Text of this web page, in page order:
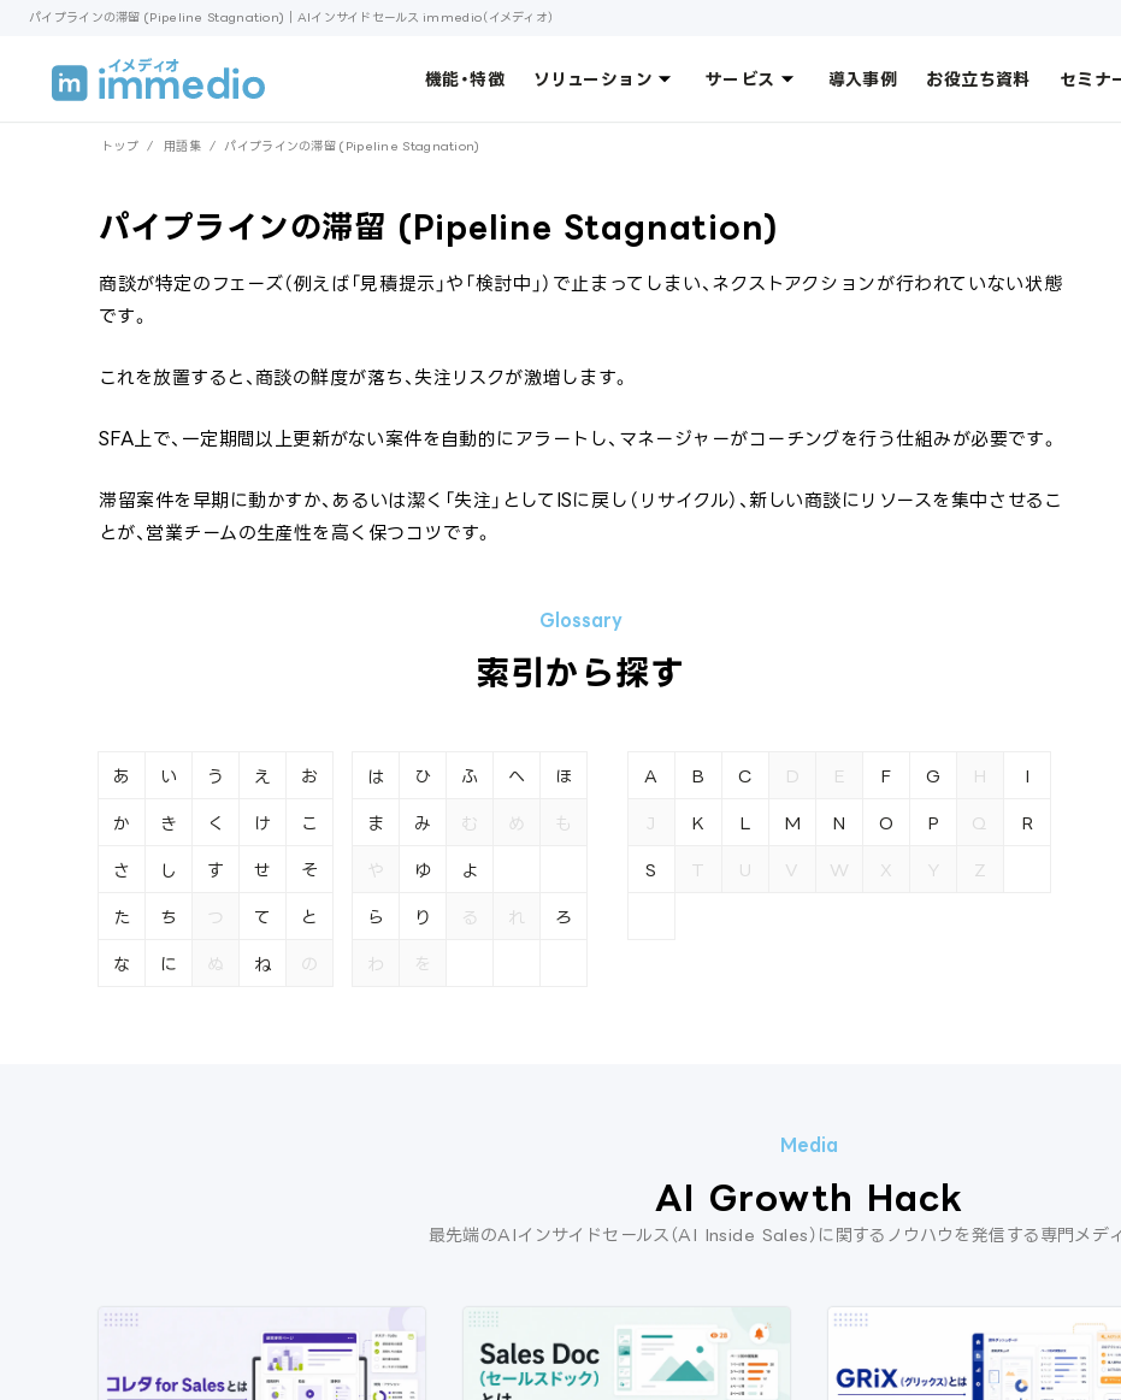
パイプラインの滞留 (Pipeline Stagnation)｜AIインサイドセールス immedio（イメディオ）
機能・特徴 ソリューション サービス 導入事例 お役立ち資料 セミナ
トップ / 用語集 / パイプラインの滞留 (Pipeline Stagnation)
パイプラインの滞留 (Pipeline Stagnation)
商談が特定のフェーズ（例えば「見積提示」や「検討中」）で止まってしまい、ネクストアクションが行われていない状態
です。
これを放置すると、商談の鮮度が落ち、失注リスクが激増します。
SFA上で、一定期間以上更新がない案件を自動的にアラートし、マネージャーがコーチングを行う仕組みが必要です。
滞留案件を早期に動かすか、あるいは潔く「失注」としてISに戻し（リサイクル）、新しい商談にリソースを集中させるこ
とが、営業チームの生産性を高く保つコツです。
索引から探す
あ い う え お
か き く け こ
さ し す せ そ
た ち つ て と
な に ぬ ね の
は ひ ふ へ ほ
ま み む め も
や ゆ よ
ら り る れ ろ
わ を
A B C D E F G H I
J K L M N O P Q R
S T U V W X Y Z
AI Growth Hack
最先端のAIインサイドセールス（AI Inside Sales）に関するノウハウを発信する専門メディ